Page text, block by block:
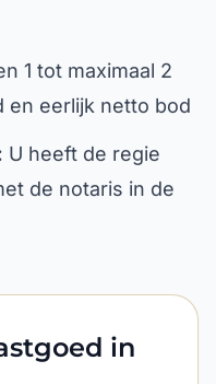
1 tot maximaal 2
en eerlijk netto bod
U heeft de regie
de notaris in de
in